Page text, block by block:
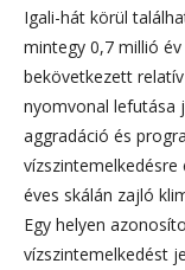
Igali-hát körül
mintegy 0,7 millió
bekövetkezett
nyomvonal lefutása
aggradáció és
vízszintemelkedésre
éves skálán zajló
Egy helyen
vízszintemelkedést